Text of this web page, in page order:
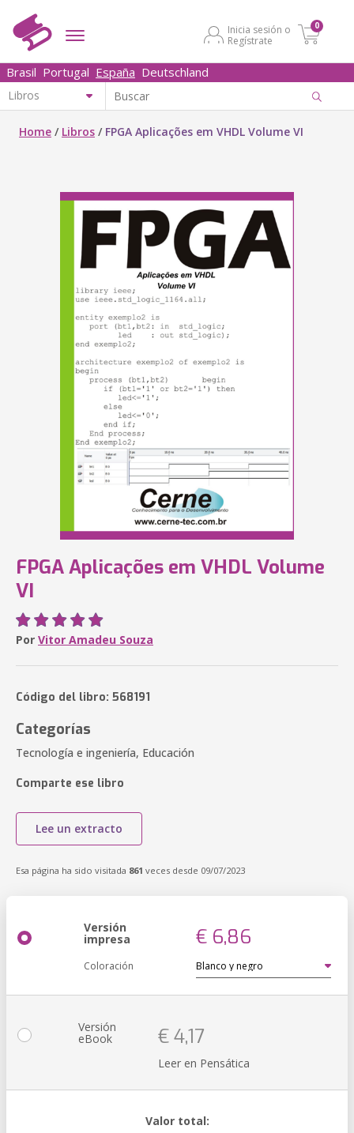
Inicia sesión o
Regístrate
0
Brasil Portugal España Deutschland
Home / Libros / FPGA Aplicações em VHDL Volume VI
FPGA Aplicações em VHDL Volume
VI
Por Vitor Amadeu Souza
Código del libro: 568191
Categorías
Tecnología e ingeniería, Educación
Comparte ese libro
Lee un extracto
Esa página ha sido visitada 861 veces desde 09/07/2023
Versión
impresa € 6,86
Coloración
Versión
eBook € 4,17
Leer en Pensática
Valor total: